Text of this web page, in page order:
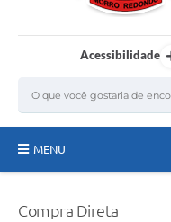
Acessibilidade
MENU
Compra Direta